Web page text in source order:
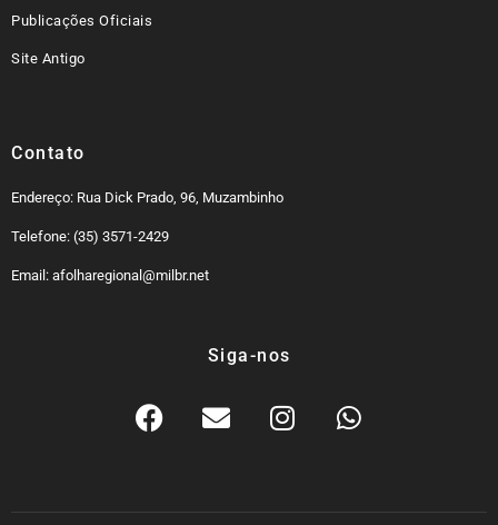
Publicações Oficiais
Site Antigo
Contato
Endereço: Rua Dick Prado, 96, Muzambinho
Telefone: (35) 3571-2429
Email: afolharegional@milbr.net
Siga-nos